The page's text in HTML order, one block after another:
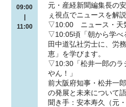
09:00
11:00
元・産経新聞編集長の
ぇ視点でニュースを解
▽10:00 ニュース・天
▽10:05頃「朝から学べ
田中道弘社労士に、労
恵」を学びます。
▽10:30「松井一郎のラ
やん！」
前大阪府知事・松井一
の発展と未来について語
聞き手：安本寿久（元